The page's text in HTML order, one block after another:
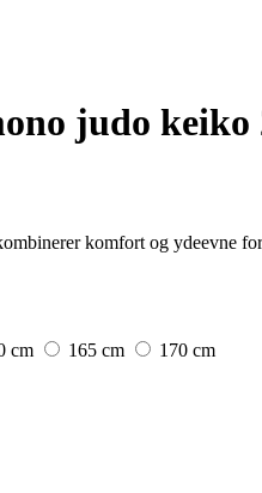
judo keiko
komfort og ydeevne
cm 165 cm
170 cm